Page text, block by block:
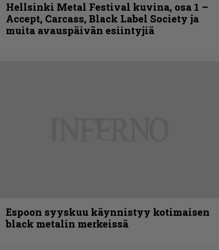
Hellsinki Metal Festival kuvina, osa 1 –
Accept, Carcass, Black Label Society ja
muita avauspäivän esiintyjiä
Espoon syyskuu käynnistyy kotimaisen
black metalin merkeissä